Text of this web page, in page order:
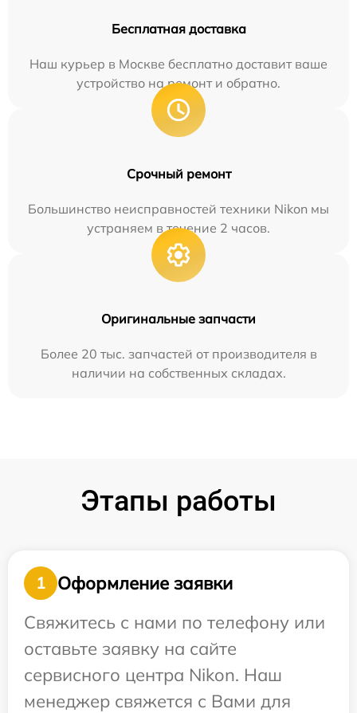
Бесплатная доставка
Наш курьер в Москве бесплатно доставит ваше
устройство на ремонт и обратно.
Срочный ремонт
Большинство неисправностей техники Nikon мы
устраняем в течение 2 часов.
Оригинальные запчасти
Более 20 тыс. запчастей от производителя в
наличии на собственных складах.
Этапы работы
1
Оформление заявки
Свяжитесь с нами по телефону или
оставьте заявку на сайте
сервисного центра Nikon. Наш
менеджер свяжется с Вами для